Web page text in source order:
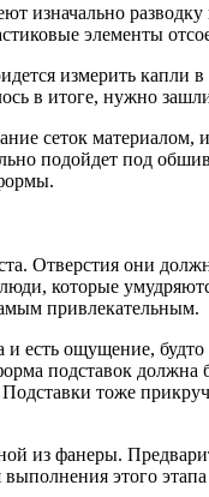
изначально
элементы
измерить
в итоге, нужно
сеток
подойдет под
Отверстия они
которые
привлекательным.
и есть ощущение,
подставок
тоже
из фанеры.
этого